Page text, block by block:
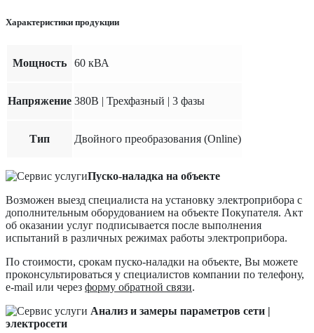
Характеристики продукции
Мощность 60 кВА
Напряжение 380В | Трехфазный | 3 фазы
Тип Двойного преобразования (Online)
Пуско-наладка на объекте
Возможен выезд специалиста на установку электроприбора с
дополнительным оборудованием на объекте Покупателя. Акт
об оказании услуг подписывается после выполнения
испытаний в различных режимах работы электроприбора.
По стоимости, срокам пуско-наладки на объекте, Вы можете
проконсультироваться у специалистов компании по телефону,
e-mail или через форму обратной связи.
Анализ и замеры параметров сети |
электросети